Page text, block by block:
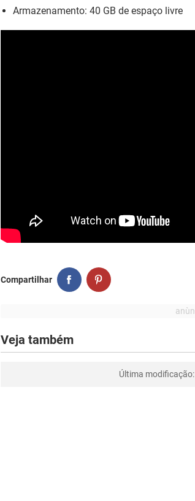
Armazenamento: 40 GB de espaço livre
Compartilhar
Veja também
Última modificação: